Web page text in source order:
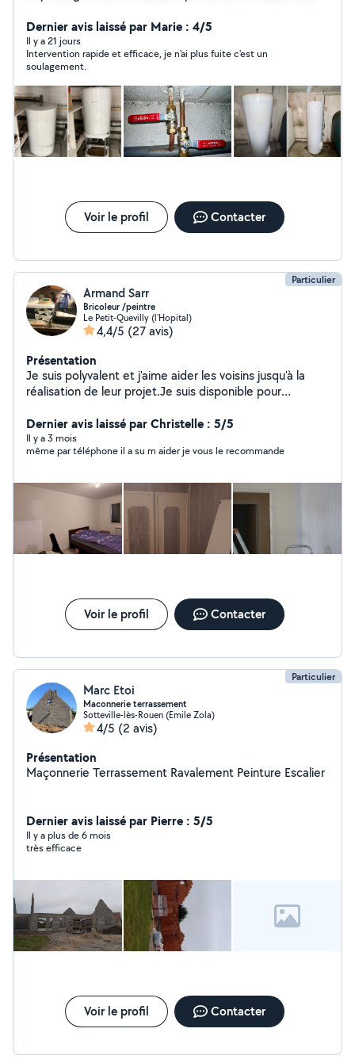
vous satisfaire. Déplacement OFFERT ! N'hésitez pas à
Dernier avis laissé par Marie : 4/5
Il y a 21 jours
Intervention rapide et efficace, je n'ai plus fuite c'est un
soulagement.
Voir le profil Contacter
Particulier
Armand Sarr
Bricoleur /peintre
Le Petit-Quevilly (l'Hopital)
4,4/5 (27 avis)
Présentation
Je suis polyvalent et j'aime aider les voisins jusqu'à la
réalisation de leur projet.Je suis disponible pour
bâtiment(peinture manoeuvre revêtement sol papier
peint etc...) et des tâches ménagères (nettoyage
maison entière),de manutention(déménagement ports
professionnel dans mon domaine.Mes prestations de
travail soigné et de qualité.merci
Dernier avis laissé par Christelle : 5/5
Il y a 3 mois
même par téléphone il a su m aider je vous le recommande
Voir le profil Contacter
Particulier
Marc Etoi
Maconnerie terrassement
Sotteville-lès-Rouen (Emile Zola)
4/5 (2 avis)
Présentation
Maçonnerie Terrassement Ravalement Peinture Escalier
Dernier avis laissé par Pierre : 5/5
Il y a plus de 6 mois
très efficace
Voir le profil Contacter